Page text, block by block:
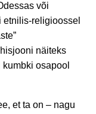
või
etnilis-religioossel
näiteks
osapool
et ta on – nagu